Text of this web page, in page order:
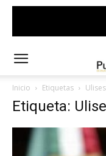
Inicio Etiquetas
Etiqueta: